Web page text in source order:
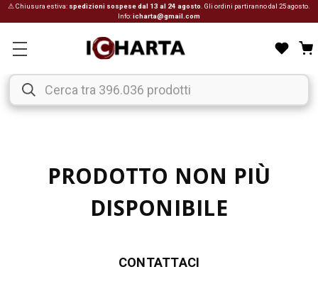
⚠ Chiusura estiva: spedizioni sospese dal 13 al 24 agosto . Gli ordini partiranno dal 25 agosto.
Info:icharta@gmail.com
PRODOTTO NON PIÙ
DISPONIBILE
CONTATTACI